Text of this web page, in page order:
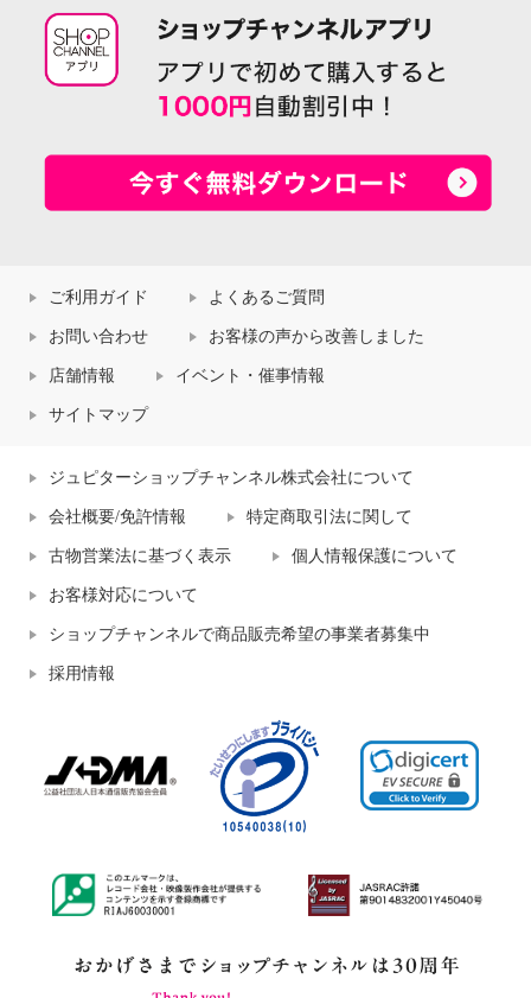
ご利用ガイド よくあるご質問
お問い合わせ お客様の声から改善しました
店舗情報 イベント・催事情報
サイトマップ
ジュピターショップチャンネル株式会社について
会社概要/免許情報 特定商取引法に関して
古物営業法に基づく表示 個人情報保護について
お客様対応について
ショップチャンネルで商品販売希望の事業者募集中
採用情報